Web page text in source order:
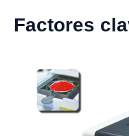
Factores